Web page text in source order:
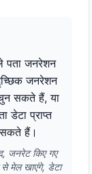
पता जनरेशन
जनरेशन
सकते हैं, या
डेटा प्राप्त
सकते हैं।
जनरेट किए गए
मेल खाएंगे, डेटा